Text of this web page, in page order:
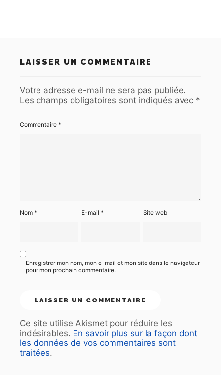
LAISSER UN COMMENTAIRE
Votre adresse e-mail ne sera pas publiée.
Les champs obligatoires sont indiqués avec *
Commentaire *
Nom * E-mail* Site web
Enregistrer mon nom, mon e-mail et mon site dans le navigateur
pour mon prochain commentaire.
Ce site utilise Akismet pour réduire les
indésirables. En savoir plus sur la façon dont
les données de vos commentaires sont
traitées.